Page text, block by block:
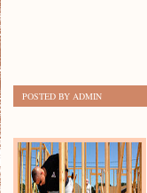
POSTED BY ADMIN